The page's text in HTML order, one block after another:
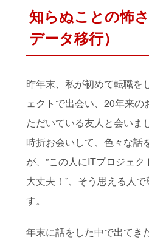
知らぬことの怖
データ移行）
昨年末、私が初めて転職を
ェクトで出会い、20年来の
ただいている友人と会いま
時折お会いして、色々な話
が、”この人にITプロジェ
大丈夫！”、そう思える人
す。
年末に話をした中で出てき